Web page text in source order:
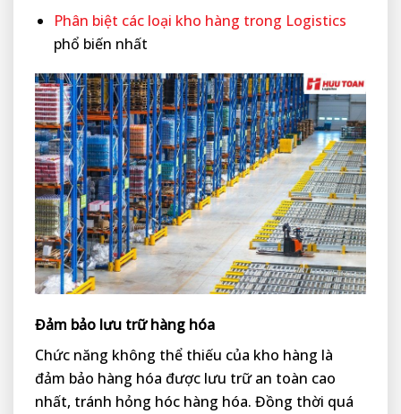
Phân biệt các loại kho hàng trong Logistics
phổ biến nhất
Đảm bảo lưu trữ hàng hóa
Chức năng không thể thiếu của kho hàng là
đảm bảo hàng hóa được lưu trữ an toàn cao
nhất, tránh hỏng hóc hàng hóa. Đồng thời quá